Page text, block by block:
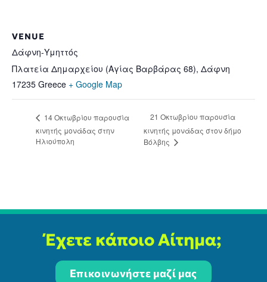
VENUE
Δάφνη-Υμηττός
Πλατεία Δημαρχείου (Αγίας Βαρβάρας 68), Δάφνη
17235 Greece + Google Map
14 Οκτωβρίου παρουσία
κινητής μονάδας στην
Ηλιούπολη
21 Οκτωβρίου παρουσία
κινητής μονάδας στον δήμο
Βόλβης
Έχετε κάποιο Αίτημα;
Επικοινωνήστε μαζί μας